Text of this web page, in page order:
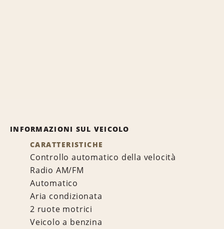
INFORMAZIONI SUL VEICOLO
CARATTERISTICHE
Controllo automatico della velocità
Radio AM/FM
Automatico
Aria condizionata
2 ruote motrici
Veicolo a benzina